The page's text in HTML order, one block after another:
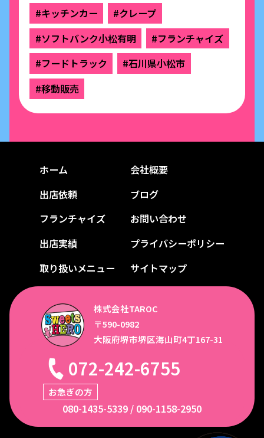
#キッチンカー
#クレープ
#ソフトバンク小松有明
#フランチャイズ
#フードトラック
#石川県小松市
#移動販売
ホーム
出店依頼
フランチャイズ
出店実績
取り扱いメニュー
会社概要
ブログ
お問い合わせ
プライバシーポリシー
サイトマップ
株式会社TAROC
〒590-0982
大阪府堺市堺区海山町4丁167-31
072-242-6755
お急ぎの方
080-1435-5339 / 090-1158-2950